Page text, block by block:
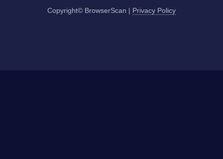
Copyright© BrowserScan | Privacy Policy